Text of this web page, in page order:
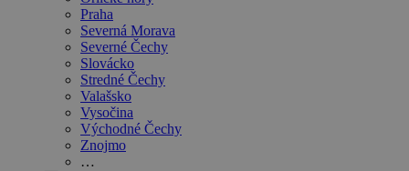
Praha
Severná Morava
Severné Čechy
Slovácko
Stredné Čechy
Valašsko
Vysočina
Východné Čechy
Znojmo
…